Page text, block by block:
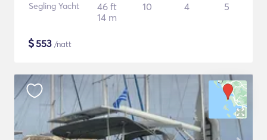
Segling Yacht
46 ft
14 m
10 4 5
$553 /natt